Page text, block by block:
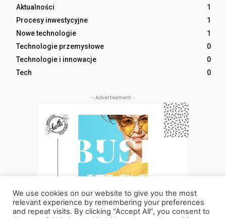
Aktualności
1
Procesy inwestycyjne
1
Nowe technologie
1
Technologie przemysłowe
0
Technologie i innowacje
0
Tech
0
- Advertisement -
We use cookies on our website to give you the most
relevant experience by remembering your preferences
and repeat visits. By clicking “Accept All”, you consent to